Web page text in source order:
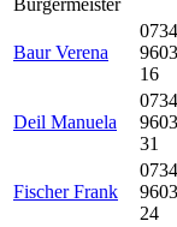
Bürgermeister
Baur Verena
16
Deil Manuela
31
Fischer Frank
24